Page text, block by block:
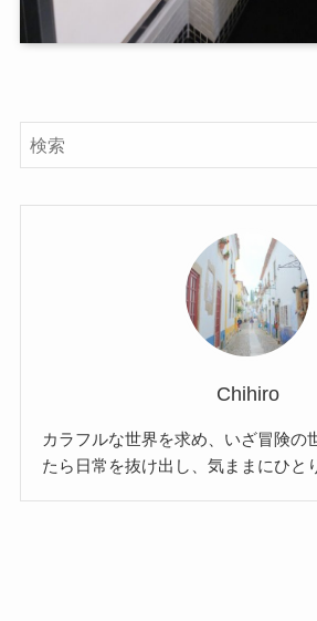
Chihiro
カラフルな世界を求め、いざ冒険の
たら日常を抜け出し、気ままにひと